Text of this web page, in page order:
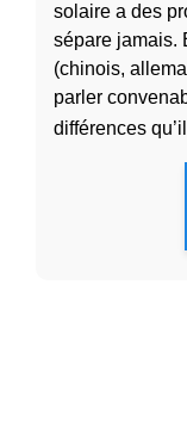
solaire a des
sépare jamais.
(chinois,
parler
différences